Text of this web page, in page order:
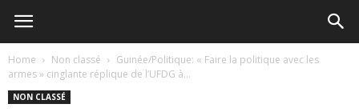
Home Non classé
Guinée/Politique: « Faire la politique avec les
armes » cinglante réplique de l’UFDG à...
NON CLASSÉ